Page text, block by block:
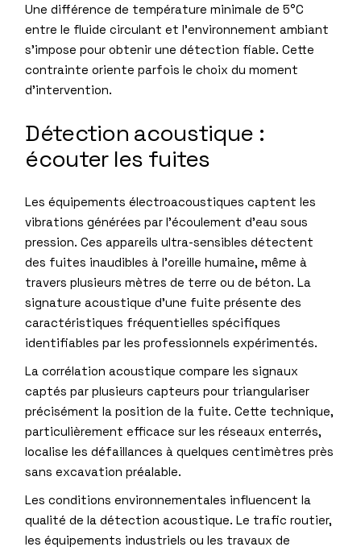
Une différence de température minimale de 5°C
entre le fluide circulant et l’environnement ambiant
s’impose pour obtenir une détection fiable. Cette
contrainte oriente parfois le choix du moment
d’intervention.
Détection acoustique :
écouter les fuites
Les équipements électroacoustiques captent les
vibrations générées par l’écoulement d’eau sous
pression. Ces appareils ultra-sensibles détectent
des fuites inaudibles à l’oreille humaine, même à
travers plusieurs mètres de terre ou de béton. La
signature acoustique d’une fuite présente des
caractéristiques fréquentielles spécifiques
identifiables par les professionnels expérimentés.
La corrélation acoustique compare les signaux
captés par plusieurs capteurs pour triangulariser
précisément la position de la fuite. Cette technique,
particulièrement efficace sur les réseaux enterrés,
localise les défaillances à quelques centimètres près
sans excavation préalable.
Les conditions environnementales influencent la
qualité de la détection acoustique. Le trafic routier,
les équipements industriels ou les travaux de